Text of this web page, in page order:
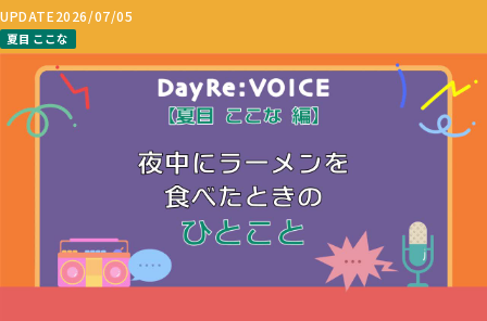
UPDATE2026/07/05
夏目 ここな